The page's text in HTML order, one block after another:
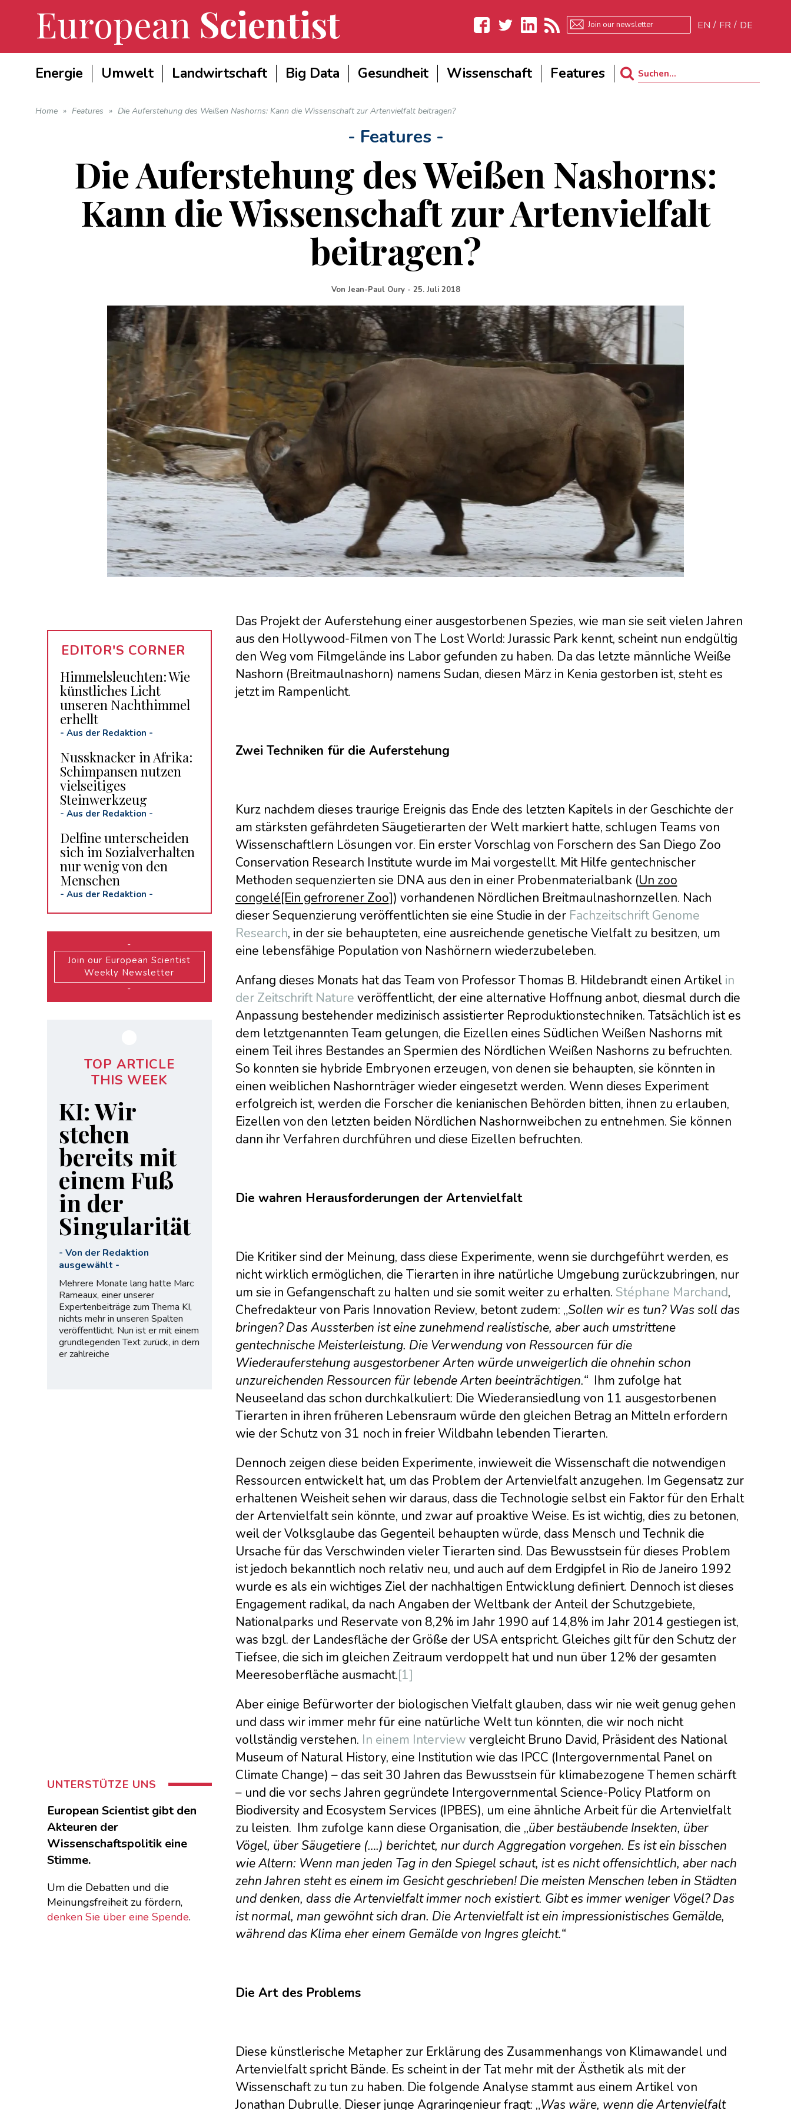
European Scientist
LinkedInRSS
EN FR DE
Energie Umwelt Landwirtschaft Big Data Gesundheit Wissenschaft Features
Search
Home » Features » Die Auferstehung des Weißen Nashorns: Kann die Wissenschaft zur Artenvielfalt beitragen?
- Features -
Die Auferstehung des Weißen Nashorns:
Kann die Wissenschaft zur Artenvielfalt
beitragen?
Von Jean-Paul Oury - 25. Juli 2018
Das Projekt der Auferstehung einer ausgestorbenen Spezies, wie man sie seit vielen Jahren
aus den Hollywood-Filmen von The Lost World: Jurassic Park kennt, scheint nun endgültig
den Weg vom Filmgelände ins Labor gefunden zu haben. Da das letzte männliche Weiße
Nashorn (Breitmaulnashorn) namens Sudan, diesen März in Kenia gestorben ist, steht es
jetzt im Rampenlicht.
Zwei Techniken für die Auferstehung
Kurz nachdem dieses traurige Ereignis das Ende des letzten Kapitels in der Geschichte der
am stärksten gefährdeten Säugetierarten der Welt markiert hatte, schlugen Teams von
Wissenschaftlern Lösungen vor. Ein erster Vorschlag von Forschern des San Diego Zoo
Conservation Research Institute wurde im Mai vorgestellt. Mit Hilfe gentechnischer
Methoden sequenzierten sie DNA aus den in einer Probenmaterialbank (Un zoo
congelé[Ein gefrorener Zoo]) vorhandenen Nördlichen Breitmaulnashornzellen. Nach
dieser Sequenzierung veröffentlichten sie eine Studie in der Fachzeitschrift Genome
Research, in der sie behaupteten, eine ausreichende genetische Vielfalt zu besitzen, um
eine lebensfähige Population von Nashörnern wiederzubeleben.
Anfang dieses Monats hat das Team von Professor Thomas B. Hildebrandt einen Artikel in
der Zeitschrift Nature veröffentlicht, der eine alternative Hoffnung anbot, diesmal durch die
Anpassung bestehender medizinisch assistierter Reproduktionstechniken. Tatsächlich ist es
dem letztgenannten Team gelungen, die Eizellen eines Südlichen Weißen Nashorns mit
einem Teil ihres Bestandes an Spermien des Nördlichen Weißen Nashorns zu befruchten.
So konnten sie hybride Embryonen erzeugen, von denen sie behaupten, sie könnten in
einen weiblichen Nashornträger wieder eingesetzt werden. Wenn dieses Experiment
erfolgreich ist, werden die Forscher die kenianischen Behörden bitten, ihnen zu erlauben,
Eizellen von den letzten beiden Nördlichen Nashornweibchen zu entnehmen. Sie können
dann ihr Verfahren durchführen und diese Eizellen befruchten.
Die wahren Herausforderungen der Artenvielfalt
Die Kritiker sind der Meinung, dass diese Experimente, wenn sie durchgeführt werden, es
nicht wirklich ermöglichen, die Tierarten in ihre natürliche Umgebung zurückzubringen, nur
um sie in Gefangenschaft zu halten und sie somit weiter zu erhalten. Stéphane Marchand,
Chefredakteur von Paris Innovation Review, betont zudem: „Sollen wir es tun? Was soll das
bringen? Das Aussterben ist eine zunehmend realistische, aber auch umstrittene
gentechnische Meisterleistung. Die Verwendung von Ressourcen für die
Wiederauferstehung ausgestorbener Arten würde unweigerlich die ohnehin schon
unzureichenden Ressourcen für lebende Arten beeinträchtigen.“Ihm zufolge hat
Neuseeland das schon durchkalkuliert: Die Wiederansiedlung von 11 ausgestorbenen
Tierarten in ihren früheren Lebensraum würde den gleichen Betrag an Mitteln erfordern
wie der Schutz von 31 noch in freier Wildbahn lebenden Tierarten.
Dennoch zeigen diese beiden Experimente, inwieweit die Wissenschaft die notwendigen
Ressourcen entwickelt hat, um das Problem der Artenvielfalt anzugehen. Im Gegensatz zur
erhaltenen Weisheit sehen wir daraus, dass die Technologie selbst ein Faktor für den Erhalt
der Artenvielfalt sein könnte, und zwar auf proaktive Weise. Es ist wichtig, dies zu betonen,
weil der Volksglaube das Gegenteil behaupten würde, dass Mensch und Technik die
Ursache für das Verschwinden vieler Tierarten sind. Das Bewusstsein für dieses Problem
ist jedoch bekanntlich noch relativ neu, und auch auf dem Erdgipfel in Rio de Janeiro 1992
wurde es als ein wichtiges Ziel der nachhaltigen Entwicklung definiert. Dennoch ist dieses
Engagement radikal, da nach Angaben der Weltbank der Anteil der Schutzgebiete,
Nationalparks und Reservate von 8,2% im Jahr 1990 auf 14,8% im Jahr 2014 gestiegen ist,
was bzgl. der Landesfläche der Größe der USA entspricht. Gleiches gilt für den Schutz der
Tiefsee, die sich im gleichen Zeitraum verdoppelt hat und nun über 12% der gesamten
Meeresoberfläche ausmacht.[1]
Aber einige Befürworter der biologischen Vielfalt glauben, dass wir nie weit genug gehen
und dass wir immer mehr für eine natürliche Welt tun könnten, die wir noch nicht
vollständig verstehen. In einem Interview vergleicht Bruno David, Präsident des National
Museum of Natural History, eine Institution wie das IPCC (Intergovernmental Panel on
Climate Change) – das seit 30 Jahren das Bewusstsein für klimabezogene Themen schärft
– und die vor sechs Jahren gegründete Intergovernmental Science-Policy Platform on
Biodiversity and Ecosystem Services (IPBES), um eine ähnliche Arbeit für die Artenvielfalt
zu leisten. Ihm zufolge kann diese Organisation, die „über bestäubende Insekten, über
Vögel, über Säugetiere (….) berichtet, nur durch Aggregation vorgehen. Es ist ein bisschen
wie Altern: Wenn man jeden Tag in den Spiegel schaut, ist es nicht offensichtlich, aber nach
zehn Jahren steht es einem im Gesicht geschrieben! Die meisten Menschen leben in Städten
und denken, dass die Artenvielfalt immer noch existiert. Gibt es immer weniger Vögel? Das
ist normal, man gewöhnt sich dran. Die Artenvielfalt ist ein impressionistisches Gemälde,
während das Klima eher einem Gemälde von Ingres gleicht.“
Die Art des Problems
Diese künstlerische Metapher zur Erklärung des Zusammenhangs von Klimawandel und
Artenvielfalt spricht Bände. Es scheint in der Tat mehr mit der Ästhetik als mit der
Wissenschaft zu tun zu haben. Die folgende Analyse stammt aus einem Artikel von
Jonathan Dubrulle. Dieser junge Agraringenieur fragt: „Was wäre, wenn die Artenvielfalt
EDITOR'S CORNER
Himmelsleuchten: Wie
künstliches Licht
unseren Nachthimmel
erhellt
- Aus der Redaktion -
Nussknacker in Afrika:
Schimpansen nutzen
vielseitiges
Steinwerkzeug
- Aus der Redaktion -
Delfine unterscheiden
sich im Sozialverhalten
nur wenig von den
Menschen
- Aus der Redaktion -
-
Join our European Scientist
Weekly Newsletter
-
TOP ARTICLE
THIS WEEK
KI: Wir
stehen
bereits mit
einem Fuß
in der
Singularität
- Von der Redaktion
ausgewählt -
Mehrere Monate lang hatte Marc
Rameaux, einer unserer
Expertenbeiträge zum Thema KI,
nichts mehr in unseren Spalten
veröffentlicht. Nun ist er mit einem
grundlegenden Text zurück, in dem
er zahlreiche
UNTERSTÜTZE UNS
European Scientist gibt den
Akteuren der
Wissenschaftspolitik eine
Stimme.
Um die Debatten und die
Meinungsfreiheit zu fördern,
denken Sie über eine Spende.